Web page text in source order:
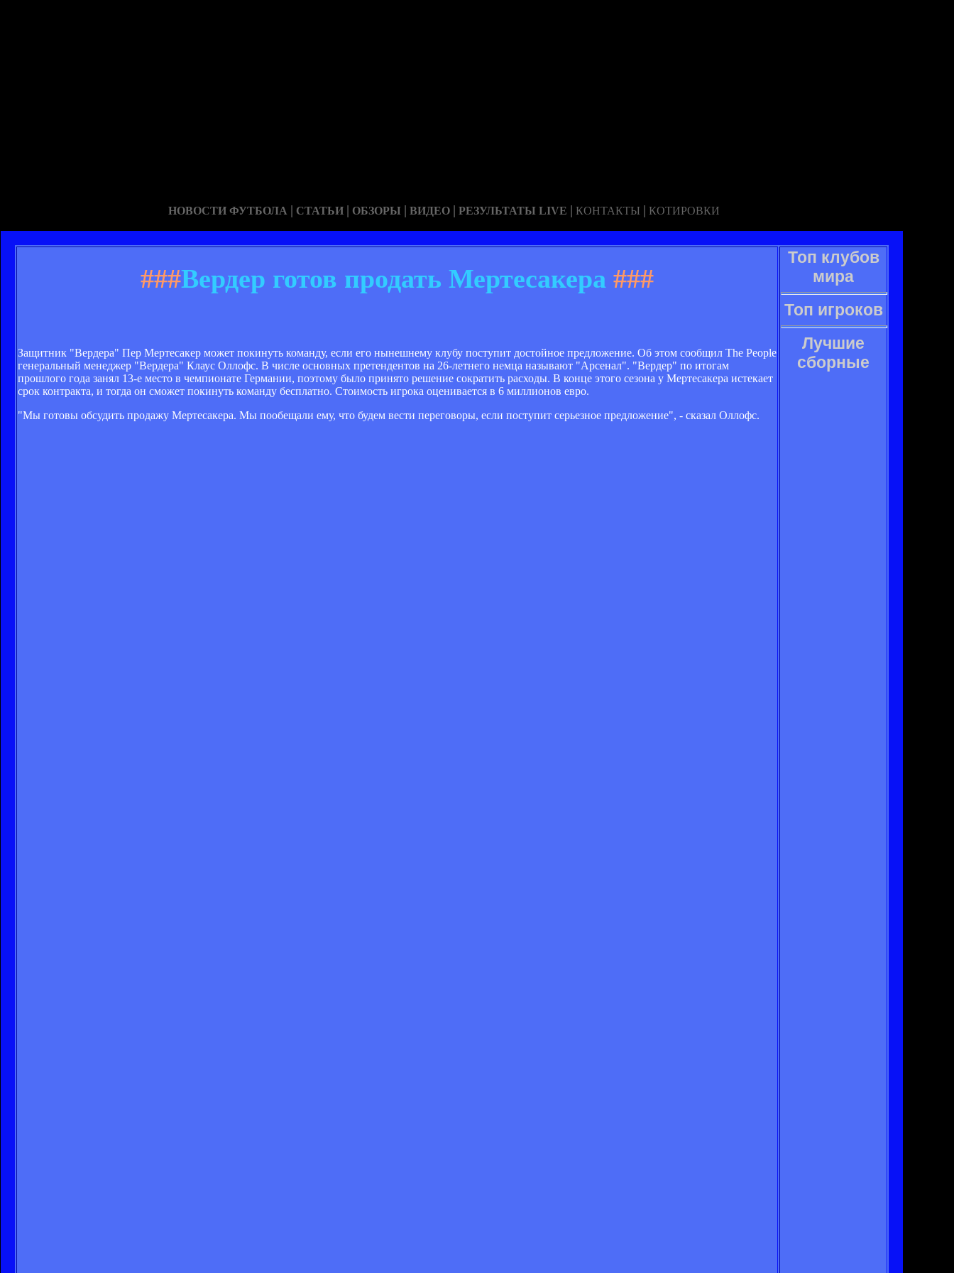
НОВОСТИ ФУТБОЛА | СТАТЬИ | ОБЗОРЫ | ВИДЕО | РЕЗУЛЬТАТЫ LIVE | КОНТАКТЫ | КОТИРОВКИ
###Вердер готов продать Мертесакера ###
Защитник "Вердера" Пер Мертесакер может покинуть команду, если его нынешнему клубу поступит достойное предложение. Об этом сообщил The People
генеральный менеджер "Вердера" Клаус Оллофс. В числе основных претендентов на 26-летнего немца называют "Арсенал". "Вердер" по итогам
прошлого года занял 13-е место в чемпионате Германии, поэтому было принято решение сократить расходы. В конце этого сезона у Мертесакера истекает
срок контракта, и тогда он сможет покинуть команду бесплатно. Стоимость игрока оценивается в 6 миллионов евро.
"Мы готовы обсудить продажу Мертесакера. Мы пообещали ему, что будем вести переговоры, если поступит серьезное предложение", - сказал Оллофс.
Топ клубов
мира
Топ игроков
Лучшие
сборные